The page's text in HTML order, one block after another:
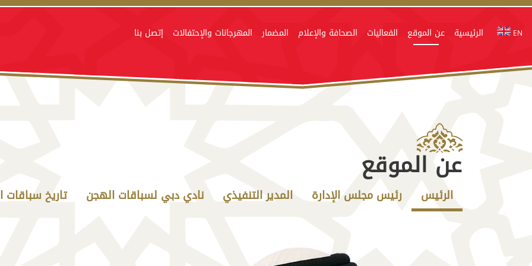
الرئيسية عن الموقع الفعاليات الصحافة والإعلام المضمار المهرجانات والإحتفالات إتصل بنا EN
عن الموقع
الرئيس رئيس مجلس الإدارة المدير التنفيذي نادي دبي لسباقات الهجن تاريخ سباقات